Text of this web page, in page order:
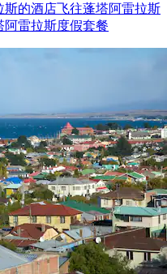
斯的酒店飞往蓬塔阿雷拉斯
阿雷拉斯度假套餐